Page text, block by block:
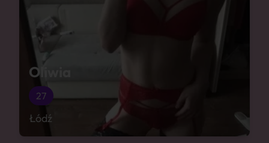
Oliwia
27
Łódź